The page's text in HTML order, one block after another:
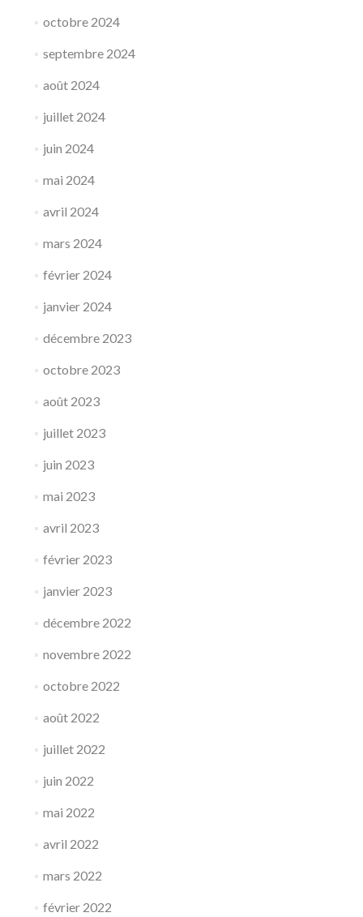
octobre 2024
septembre 2024
août 2024
juillet 2024
juin 2024
mai 2024
avril 2024
mars 2024
février 2024
janvier 2024
décembre 2023
octobre 2023
août 2023
juillet 2023
juin 2023
mai 2023
avril 2023
février 2023
janvier 2023
décembre 2022
novembre 2022
octobre 2022
août 2022
juillet 2022
juin 2022
mai 2022
avril 2022
mars 2022
février 2022